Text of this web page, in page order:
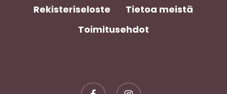
Rekisteriseloste
Tietoa meistä
Toimitusehdot
facebook instagram